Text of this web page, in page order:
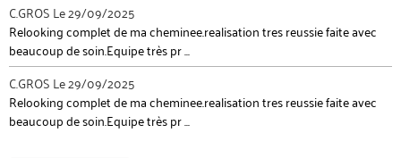
C.GROS Le 29/09/2025
Relooking complet de ma cheminee.realisation tres reussie faite avec
beaucoup de soin.Equipe très pr ...
C.GROS Le 29/09/2025
Relooking complet de ma cheminee.realisation tres reussie faite avec
beaucoup de soin.Equipe très pr ...